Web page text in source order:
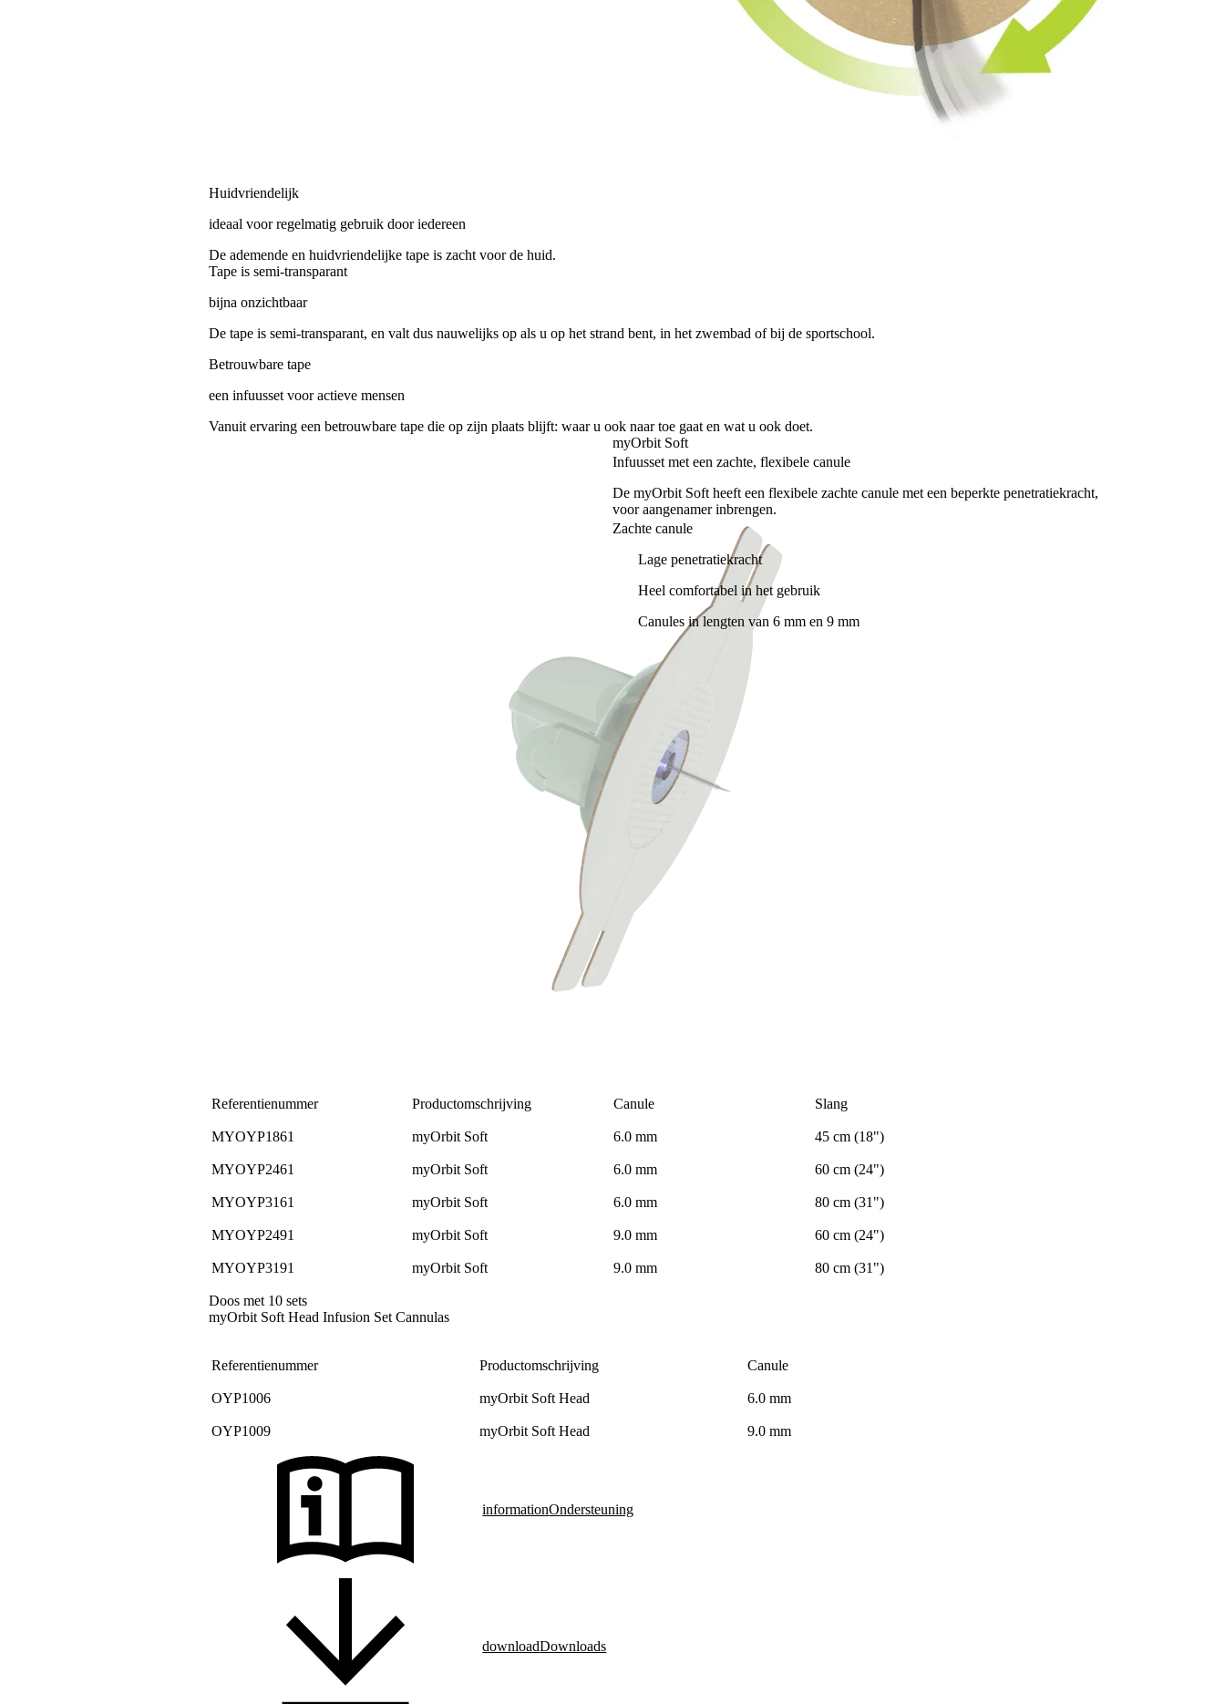
Huidvriendelijk
ideaal voor regelmatig gebruik door iedereen
De ademende en huidvriendelijke tape is zacht voor de huid.
Tape is semi-transparant
bijna onzichtbaar
De tape is semi-transparant, en valt dus nauwelijks op als u op het strand bent, in het zwembad of bij de sportschool.
Betrouwbare tape
een infuusset voor actieve mensen
Vanuit ervaring een betrouwbare tape die op zijn plaats blijft: waar u ook naar toe gaat en wat u ook doet.
myOrbit Soft
Infuusset met een zachte, flexibele canule
De myOrbit Soft heeft een flexibele zachte canule met een beperkte penetratiekracht,
voor aangenamer inbrengen.
Zachte canule
Lage penetratiekracht
Heel comfortabel in het gebruik
Canules in lengten van 6 mm en 9 mm
Referentienummer Productomschrijving Canule Slang
MYOYP1861 myOrbit Soft 6.0 mm 45 cm (18")
MYOYP2461 myOrbit Soft 6.0 mm 60 cm (24")
MYOYP3161 myOrbit Soft 6.0 mm 80 cm (31")
MYOYP2491 myOrbit Soft 9.0 mm 60 cm (24")
MYOYP3191 myOrbit Soft 9.0 mm 80 cm (31")
Doos met 10 sets
myOrbit Soft Head Infusion Set Cannulas
Referentienummer Productomschrijving Canule
OYP1006 myOrbit Soft Head 6.0 mm
OYP1009 myOrbit Soft Head 9.0 mm
informationOndersteuning
downloadDownloads